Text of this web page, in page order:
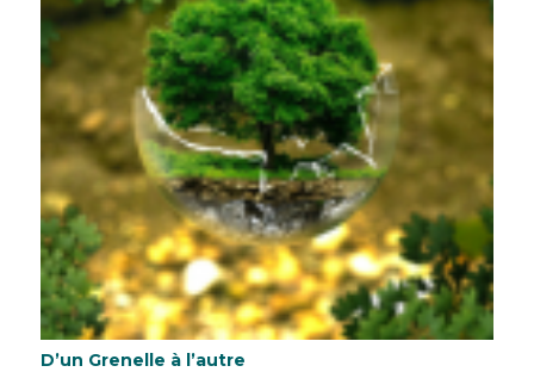
D’un Grenelle à l’autre